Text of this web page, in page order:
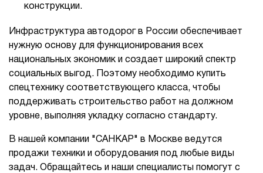
конструкции.
Инфраструктура автодорог в России обеспечивает
нужную основу для функционирования всех
национальных экономик и создает широкий спектр
социальных выгод. Поэтому необходимо купить
спецтехнику соответствующего класса, чтобы
поддерживать строительство работ на должном
уровне, выполняя укладку согласно стандарту.
В нашей компании "САНКАР" в Москве ведутся
продажи техники и оборудования под любые виды
задач. Обращайтесь и наши специалисты помогут с